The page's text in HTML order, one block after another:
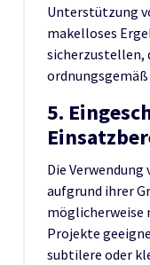
Unterstützung
makelloses
sicherzustellen,
5.
Die
aufgrund ihrer
möglicherweise
Projekte
subtilere oder